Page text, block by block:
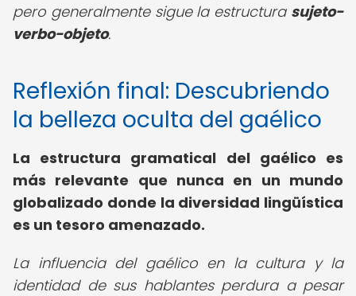
pero generalmente sigue la estructura sujeto-
verbo-objeto.
Reflexión final: Descubriendo
la belleza oculta del gaélico
La estructura gramatical del gaélico es
más relevante que nunca en un mundo
globalizado donde la diversidad lingüística
es un tesoro amenazado.
La influencia del gaélico en la cultura y la
identidad de sus hablantes perdura a pesar